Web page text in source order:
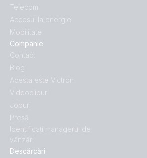
Descărcări
Telecom
Accesul la energie
Mobilitate
Companie
Contact
Blog
Acesta este Victron
Videoclipuri
Joburi
Presă
Identificați managerul de
vânzări